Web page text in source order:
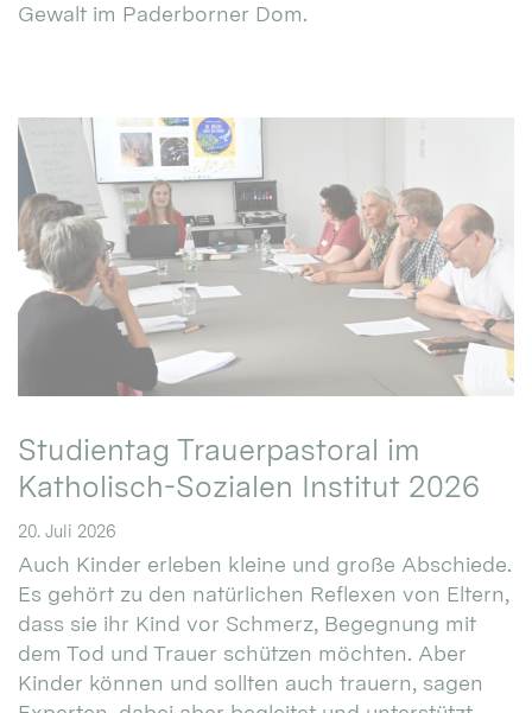
Gewalt im Paderborner Dom.
Studientag Trauerpastoral im
Katholisch-Sozialen Institut 2026
20. Juli 2026
Auch Kinder erleben kleine und große Abschiede.
Es gehört zu den natürlichen Reflexen von Eltern,
dass sie ihr Kind vor Schmerz, Begegnung mit
dem Tod und Trauer schützen möchten. Aber
Kinder können und sollten auch trauern, sagen